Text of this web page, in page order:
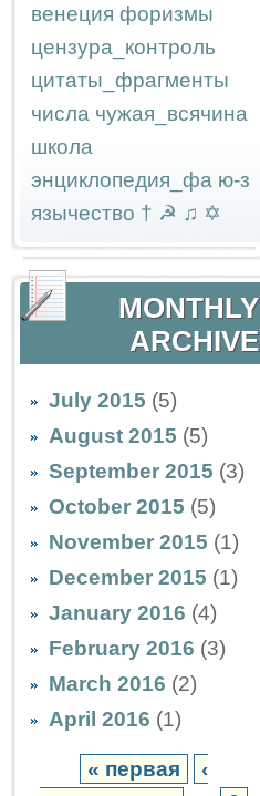
венеция форизмы
цензура_контроль
цитаты_фрагменты
числа чужая_всячина
школа
энциклопедия_фа ю-з
язычество † ☭ ♫ ✡
MONTHLY
ARCHIVE
July 2015 (5)
August 2015 (5)
September 2015 (3)
October 2015 (5)
November 2015 (1)
December 2015 (1)
January 2016 (4)
February 2016 (3)
March 2016 (2)
April 2016 (1)
« первая
‹